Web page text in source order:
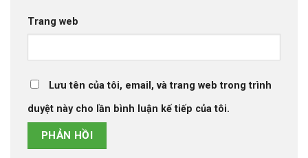
Trang web
Lưu tên của tôi, email, và trang web trong trình
duyệt này cho lần bình luận kế tiếp của tôi.